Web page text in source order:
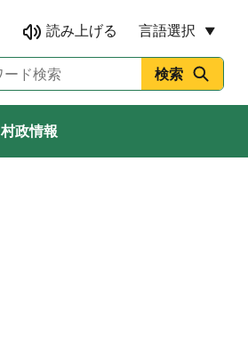
言語選択
村政情報